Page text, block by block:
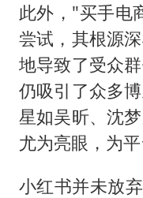
此外，"买手电
尝试，其根源
地导致了受众
仍吸引了众多
星如吴昕、沈
尤为亮眼，为
小红书并未放